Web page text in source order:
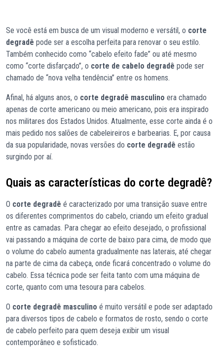
Se você está em busca de um visual moderno e versátil, o corte
degradê pode ser a escolha perfeita para renovar o seu estilo.
Também conhecido como “cabelo efeito fade” ou até mesmo
como “corte disfarçado”, o corte de cabelo degradê pode ser
chamado de “nova velha tendência” entre os homens.
Afinal, há alguns anos, o corte degradê masculino era chamado
apenas de corte americano ou meio americano, pois era inspirado
nos militares dos Estados Unidos. Atualmente, esse corte ainda é o
mais pedido nos salões de cabeleireiros e barbearias. E, por causa
da sua popularidade, novas versões do corte degradê estão
surgindo por aí.
Quais as características do corte degradê?
O corte degradê é caracterizado por uma transição suave entre
os diferentes comprimentos do cabelo, criando um efeito gradual
entre as camadas. Para chegar ao efeito desejado, o profissional
vai passando a máquina de corte de baixo para cima, de modo que
o volume do cabelo aumenta gradualmente nas laterais, até chegar
na parte de cima da cabeça, onde ficará concentrado o volume do
cabelo. Essa técnica pode ser feita tanto com uma máquina de
corte, quanto com uma tesoura para cabelos.
O corte degradê masculino é muito versátil e pode ser adaptado
para diversos tipos de cabelo e formatos de rosto, sendo o corte
de cabelo perfeito para quem deseja exibir um visual
contemporâneo e sofisticado.